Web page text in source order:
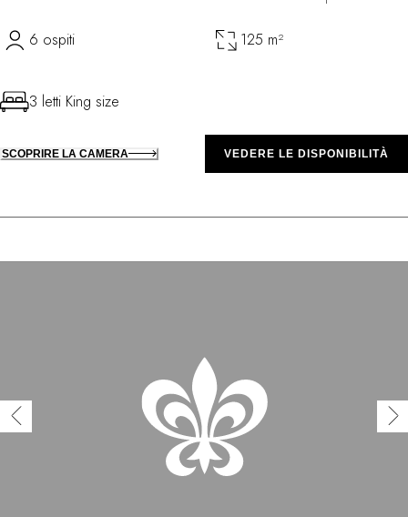
6 ospiti 125 m²
3 letti King size
SCOPRIRE LA CAMERA VEDERE LE DISPONIBILITÀ